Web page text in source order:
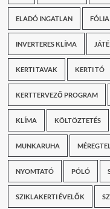
ELADÓ INGATLAN FÓLIA
INVERTERES KLÍMA
KERTI TAVAK KERTI TÓ
KERTTERVEZŐ PROGRAM
KLÍMA KÖLTÖZTETÉS
MUNKARUHA
NYOMTATÓ PÓLÓ
SZIKLAKERTI ÉVELŐK